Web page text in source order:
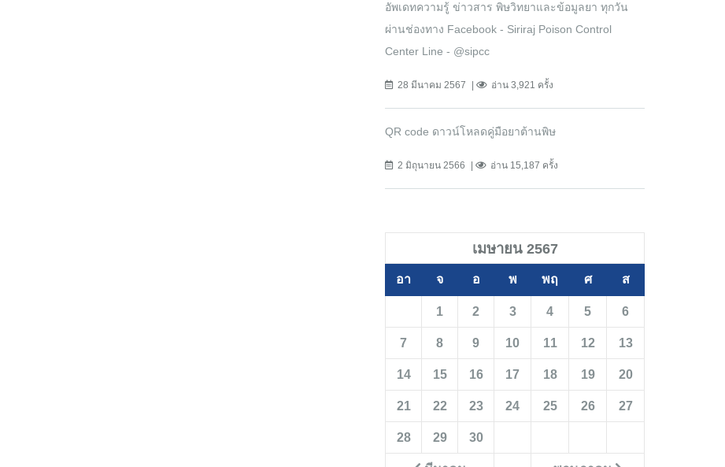
อัพเดทความรู้ ข่าวสาร พิษวิทยาและข้อมูลยา ทุกวัน
ผ่านช่องทาง Facebook - Siriraj Poison Control
Center Line - @sipcc
28 มีนาคม 2567 อ่าน 3,921 ครั้ง
QR code ดาวน์โหลดคู่มือยาต้านพิษ
2 มิถุนายน 2566 อ่าน 15,187 ครั้ง
เมษายน 2567
อา จ อ พ พฤ ศ ส
1 2 3 4 5 6
7 8 9 10 11 12 13
14 15 16 17 18 19 20
21 22 23 24 25 26 27
28 29 30